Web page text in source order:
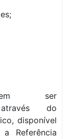
ser
do
disponível
Referência